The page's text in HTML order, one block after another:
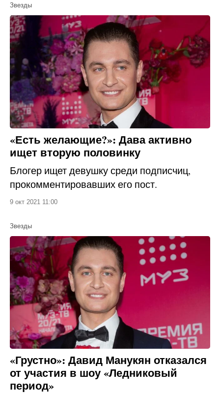
Звезды
«Есть желающие?»: Дава активно
ищет вторую половинку
Блогер ищет девушку среди подписчиц,
прокомментировавших его пост.
9 окт 2021 11:00
Звезды
«Грустно»: Давид Манукян отказался
от участия в шоу «Ледниковый
период»